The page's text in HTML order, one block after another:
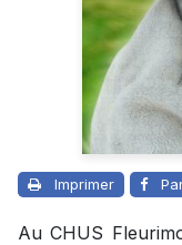
Imprimer
Au CHUS